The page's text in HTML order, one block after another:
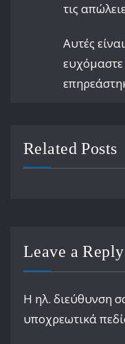
τις
Αυτές
Related Posts
Leave a Reply
Η ηλ. διεύθυνση
υποχρεωτικά